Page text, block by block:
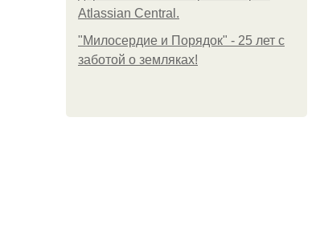
Atlassian Central.
"Милосердие и Порядок" - 25 лет с
заботой о земляках!